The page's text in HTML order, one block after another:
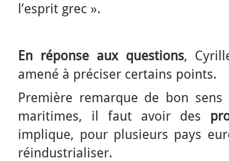
l’esprit grec ».
En réponse aux questions,
amené à préciser certains points.
Première remarque de bon
maritimes, il faut avoir des
implique, pour plusieurs pays
réindustrialiser.